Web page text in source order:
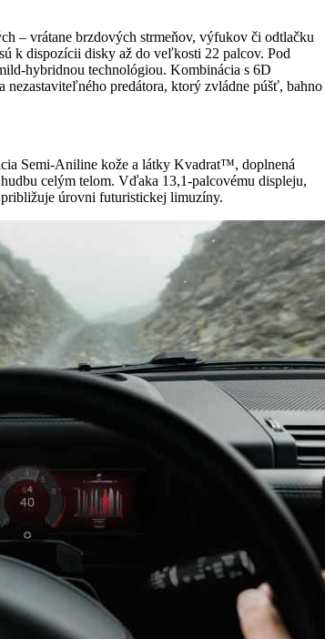
– vrátane brzdových strmeňov, výfukov či odtlačku
k dispozícii disky až do veľkosti 22 palcov. Pod
hybridnou technológiou. Kombinácia s 6D
predátora, ktorý zvládne púšť, bahno
Semi-Aniline kože a látky Kvadrat™, doplnená
celým telom. Vďaka 13,1-palcovému displeju,
úrovni futuristickej limuzíny.